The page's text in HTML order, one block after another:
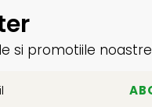
si promotiile noastre